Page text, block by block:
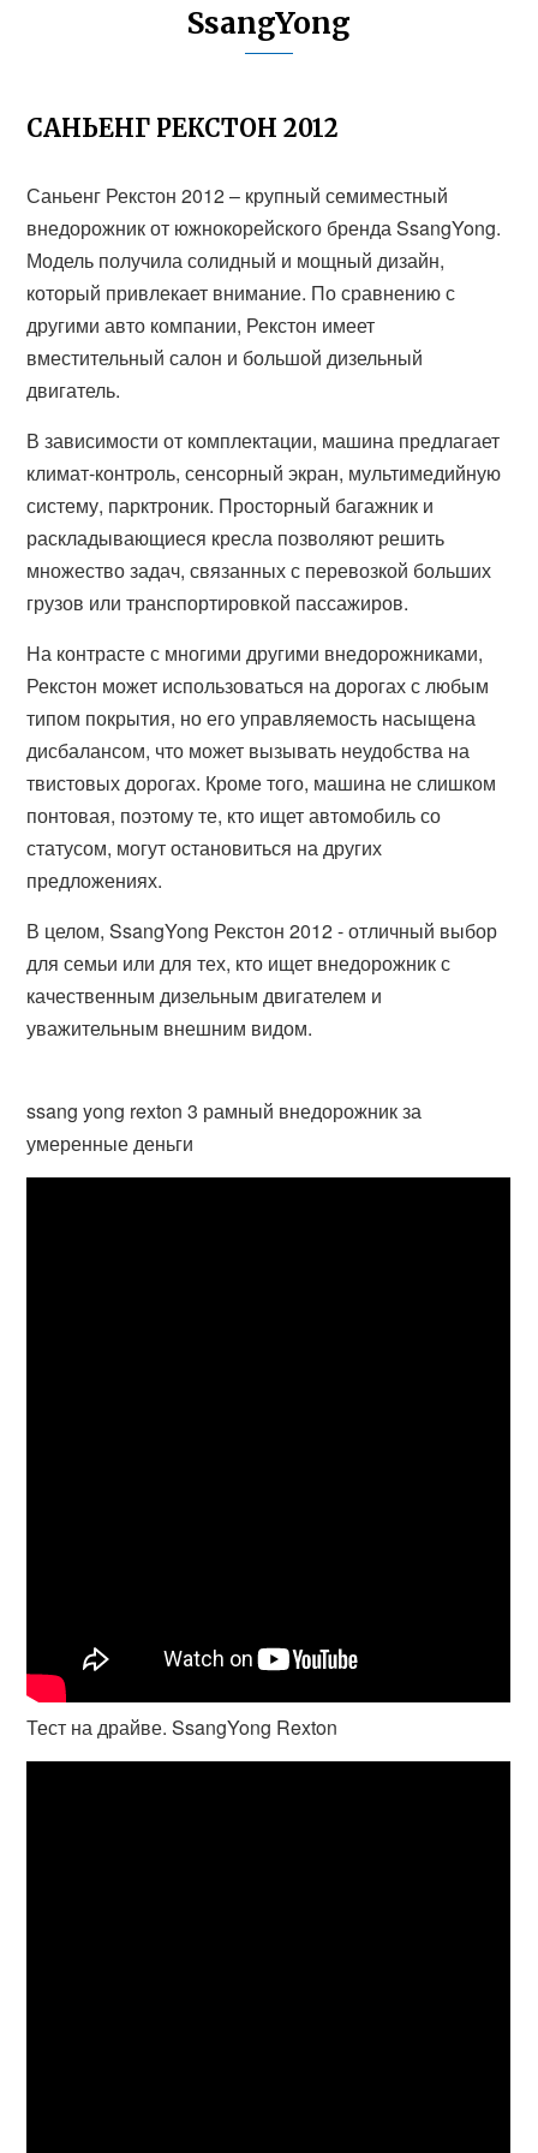
SsangYong
САНЬЕНГ РЕКСТОН 2012
Саньенг Рекстон 2012 – крупный семиместный
внедорожник от южнокорейского бренда SsangYong.
Модель получила солидный и мощный дизайн,
который привлекает внимание. По сравнению с
другими авто компании, Рекстон имеет
вместительный салон и большой дизельный
двигатель.
В зависимости от комплектации, машина предлагает
климат-контроль, сенсорный экран, мультимедийную
систему, парктроник. Просторный багажник и
раскладывающиеся кресла позволяют решить
множество задач, связанных с перевозкой больших
грузов или транспортировкой пассажиров.
На контрасте с многими другими внедорожниками,
Рекстон может использоваться на дорогах с любым
типом покрытия, но его управляемость насыщена
дисбалансом, что может вызывать неудобства на
твистовых дорогах. Кроме того, машина не слишком
понтовая, поэтому те, кто ищет автомобиль со
статусом, могут остановиться на других
предложениях.
В целом, SsangYong Рекстон 2012 - отличный выбор
для семьи или для тех, кто ищет внедорожник с
качественным дизельным двигателем и
уважительным внешним видом.
ssang yong rexton 3 рамный внедорожник за
умеренные деньги
Тест на драйве. SsangYong Rexton